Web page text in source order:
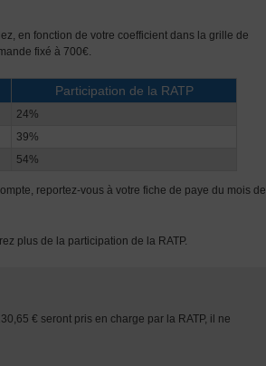
en fonction de votre coefficient dans la grille de
fixé à 700€.
Participation de la RATP
24%
39%
54%
reportez‐vous à votre fiche de paye du mois de
plus de la participation de la RATP.
€ seront pris en charge par la RATP, il ne